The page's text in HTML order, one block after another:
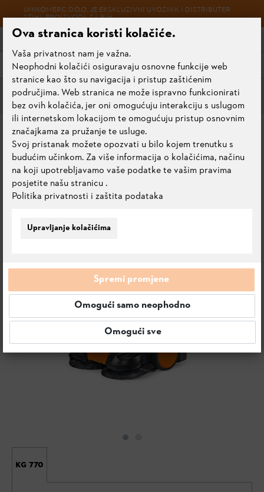
UNIKOMERC D.O.O. JE EKSKLUZIVNI UVOZNIK I DISTRIBUTER
STIHL PROIZVODA ZA BIH
Meni
Čistači okretnim četkama
KG 770
0.0 Ocijeni ovaj proizvod
KG 770
Upravljanje kolačićima
Ova stranica koristi kolačiće.
Vaša privatnost nam je važna.
Neophodni kolačići osiguravaju osnovne funkcije web
stranice kao što su navigacija i pristup zaštićenim
područjima. Web stranica ne može ispravno funkcionirati
bez ovih kolačića, jer oni omogućuju interakciju s uslugom
ili internetskom lokacijom te omogućuju pristup osnovnim
značajkama za pružanje te usluge.
Svoj pristanak možete opozvati u bilo kojem trenutku s
budućim učinkom. Za više informacija o kolačićima, načinu
na koji upotrebljavamo vaše podatke te vašim pravima
posjetite našu stranicu
Politika privatnosti i zaštita podataka
.
Spremi promjene
Omogući samo neophodno
Omogući sve